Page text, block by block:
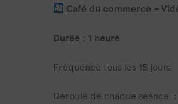
Café du commerce –
Durée : 1 heure
Fréquence tous les 15 jours
Déroulé de chaque séance :